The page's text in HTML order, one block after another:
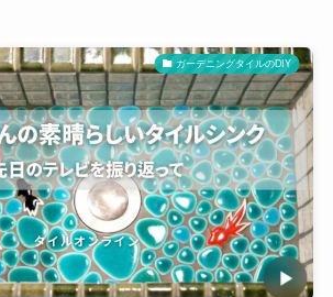
ガーデニングタイルのDIY